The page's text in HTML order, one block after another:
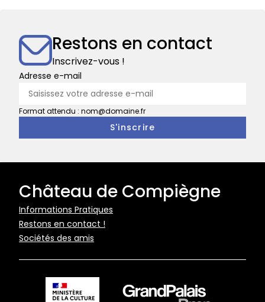
du
musée
national
Voiture
Restons en contact
Inscrivez-vous !
Adresse e-mail
Format attendu : nom@domaine.fr
Château de Compiègne
Pied
de
page
Informations Pratiques
Restons en contact !
Sociétés des amis